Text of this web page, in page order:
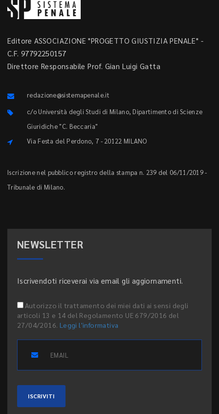
Editore ASSOCIAZIONE "PROGETTO GIUSTIZIA PENALE" -
C.F. 97792250157
Direttore Responsabile Prof. Gian Luigi Gatta
redazione@sistemapenale.it
c/o Università degli Studi di Milano, Dipartimento di Scienze
Giuridiche "C. Beccaria"
Via Festa del Perdono, 7 - 20122 MILANO
Iscrizione nel pubblico registro della stampa n. 239 del 06/11/2019 -
Tribunale di Milano.
NEWSLETTER
Iscrivendoti riceverai via email gli aggiornamenti.
Autorizzo il trattamento dei miei dati ai sensi degli
articoli 13 e 14 del Regolamento UE 679/2016 del
27/04/2016. Leggi l'informativa
ISCRIVITI